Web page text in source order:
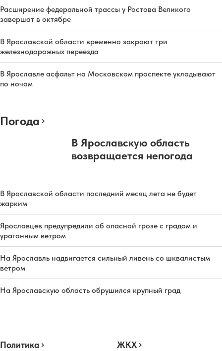
Расширение федеральной трассы у Ростова Великого
завершат в октябре
В Ярославской области временно закроют три
железнодорожных переезда
В Ярославле асфальт на Московском проспекте укладывают
по ночам
Погода
В Ярославскую область
возвращается непогода
В Ярославской области последний месяц лета не будет
жарким
Ярославцев предупредили об опасной грозе с градом и
ураганным ветром
На Ярославль надвигается сильный ливень со шквалистым
ветром
На Ярославскую область обрушился крупный град
Политика ЖКХ